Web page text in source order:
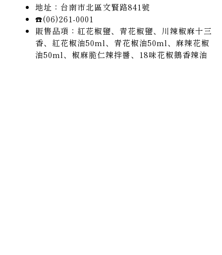
地址：台南市北區文賢路841號
☎️(06)261-0001
販售品項：紅花椒鹽、青花椒鹽、川辣椒麻十三
香、紅花椒油50ml、青花椒油50ml、麻辣花椒
油50ml、椒麻脆仁辣拌醬、18味花椒鵝香辣油